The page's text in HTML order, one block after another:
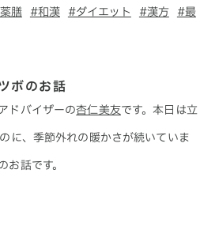
膳 #和漢 #ダイエット #漢方
#最
ボのお話
ドバイザーの杏仁美友です。本日は立
に、季節外れの暖かさが続いていま
お話です。